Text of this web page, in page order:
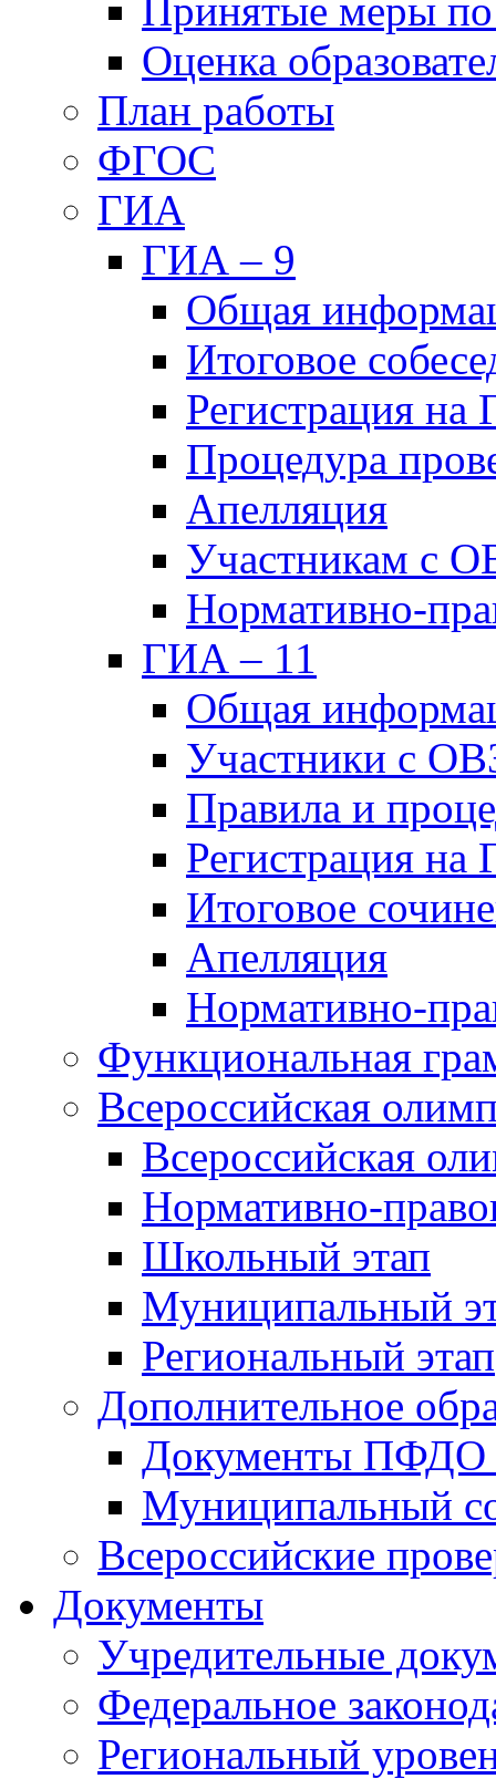
Принятые меры
Оценка
План работы
ФГОС
ГИА
ГИА – 9
Общая
Итоговое
Регистрация
Процедура
Апелляция
Участникам с
Нормативно-
ГИА – 11
Общая
Участники с
Правила и
Регистрация
Итоговое
Апелляция
Нормативно-
Функциональная
Всероссийская
Всероссийская
Нормативно-
Школьный этап
Муниципальный
Региональный этап
Дополнительное
Документы ПФДО
Муниципальный
Всероссийские
Документы
Учредительные
Федеральное
Региональный